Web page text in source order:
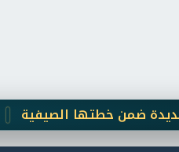
خطتها الصيفية